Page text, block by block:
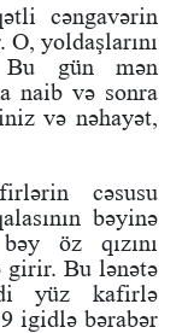
cəngavərin
yoldaşlarını
gün mən
naib və sonra
və nəhayət,
cəsusu
bəyinə
öz qızını
girir. Bu lənətə
yüz kafirlə
igidlə bərabər